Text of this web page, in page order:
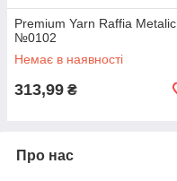
Premium Yarn Raffia Metalic,
№0102
Немає в наявності
313,99 ₴
Про нас